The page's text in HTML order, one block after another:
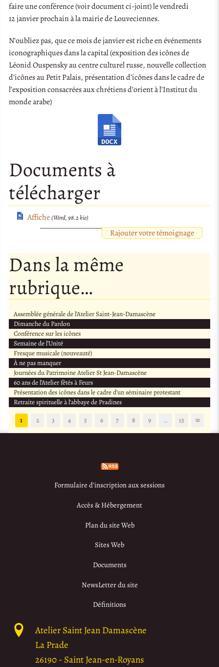
faire une conférence (voir document ci-joint) le vendredi
12 janvier prochain à la mairie de Louveciennes.
N’oubliez pas, que ce mois de janvier est riche en événements
iconographiques dans la capital (exposition des icônes de
Léonid Ouspensky au centre culturel russe, nouvelle collection
d’icônes au Petit Palais, présentation d’icônes dans le cadre de
l’exposition consacrées aux chrétiens d’orient à l’Institut du
monde arabe)
Documents à
télécharger
Affiche (Word, 98.2 kio)
Rajouter votre témoignage
Dans la même
rubrique…
Assemblée générale de l’Atelier Saint-Jean-Damascène
Dimanche du Pardon
Conférence sur les icônes
Semaine de l’Unité
Fresque musicale (nouveauté)
À ne pas manquer
Journées du Patrimoine Atelier St Jean-Damascène
60 ans de l’Atelier fêtés à Feurs
Présentation des icônes dans le cadre d’un séminaire protestant
Retraite spirituelle à l’abbaye de Pradines
1
2 3 4 5 6 7 8 9 … 15 ∞
Formulaire d’inscription aux sessions
Accès & Hébergement
Plan du site Web
Sites Web
Documents
NewsLetter du site
Définitions
Atelier Saint Jean Damascène
La Prade
26190- Saint Jean-en-Royans